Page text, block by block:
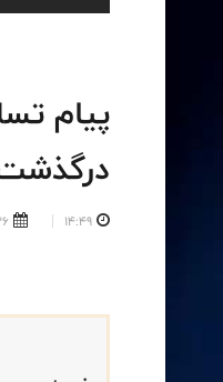
پیام
درگذشت
14:49